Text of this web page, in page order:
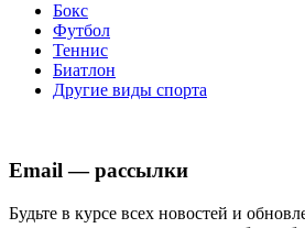
Бокс
Футбол
Теннис
Биатлон
Другие виды спорта
Email — рассылки
Будьте в курсе всех новостей и